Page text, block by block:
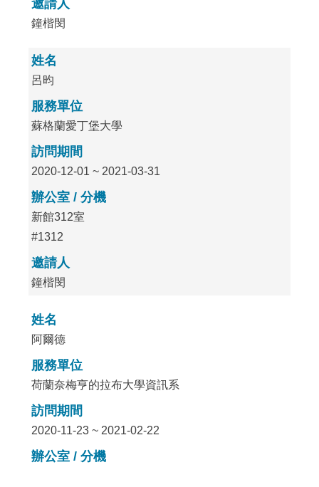
邀請人
鐘楷閔
姓名
呂昀
服務單位
蘇格蘭愛丁堡大學
訪問期間
2020-12-01 ~ 2021-03-31
辦公室 / 分機
新館312室
#1312
邀請人
鐘楷閔
姓名
阿爾德
服務單位
荷蘭奈梅亨的拉布大學資訊系
訪問期間
2020-11-23 ~ 2021-02-22
辦公室 / 分機